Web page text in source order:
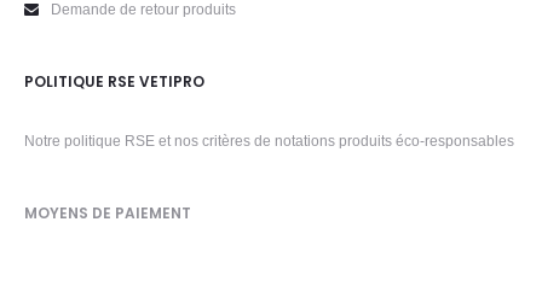
Demande de retour produits
POLITIQUE RSE VETIPRO
Notre politique RSE et nos critères de notations produits éco-responsables
MOYENS DE PAIEMENT